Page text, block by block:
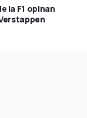
la F1 opinan